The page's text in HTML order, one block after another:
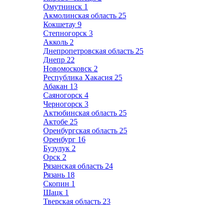
Омутнинск 1
Акмолинская область 25
Кокшетау 9
Степногорск 3
Акколь 2
Днепропетровская область 25
Днепр 22
Новомосковск 2
Республика Хакасия 25
Абакан 13
Саяногорск 4
Черногорск 3
Актюбинская область 25
Актобе 25
Оренбургская область 25
Оренбург 16
Бузулук 2
Орск 2
Рязанская область 24
Рязань 18
Скопин 1
Шацк 1
Тверская область 23